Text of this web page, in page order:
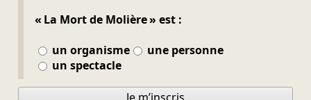
« La Mort de Molière » est :
un organisme
une personne
un spectacle